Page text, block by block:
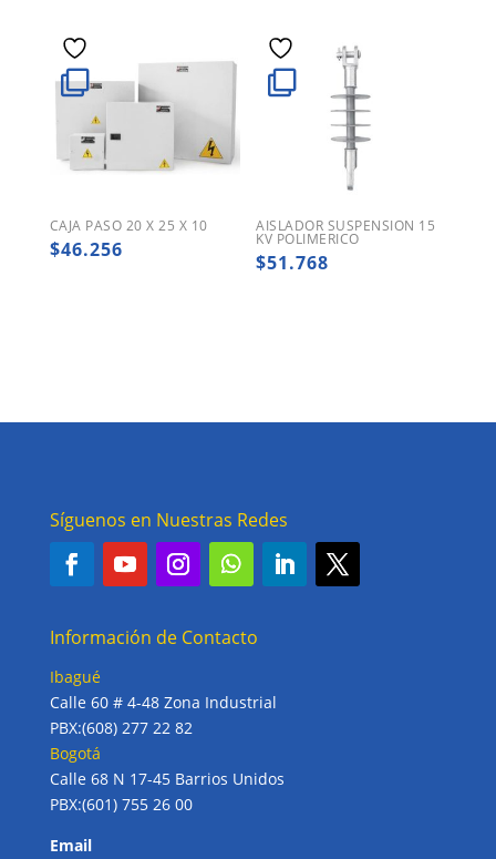
CAJA PASO 20 X 25 X 10
$46.256
AISLADOR SUSPENSION 15
KV POLIMERICO
$51.768
Síguenos en Nuestras Redes
Información de Contacto
Ibagué
Calle 60 # 4-48 Zona Industrial
PBX:(608) 277 22 82
Bogotá
Calle 68 N 17-45 Barrios Unidos
PBX:(601) 755 26 00
Email